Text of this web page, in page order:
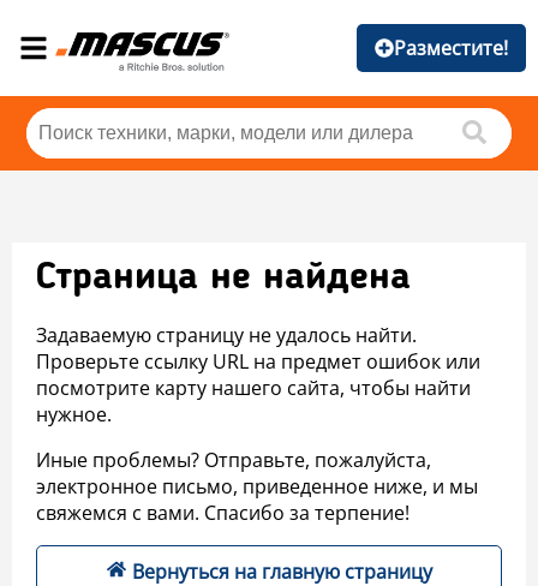
Разместите!
Страница не найдена
Задаваемую страницу не удалось найти.
Проверьте ссылку URL на предмет ошибок или
посмотрите карту нашего сайта, чтобы найти
нужное.
Иные проблемы? Отправьте, пожалуйста,
электронное письмо, приведенное ниже, и мы
свяжемся с вами. Спасибо за терпение!
Вернуться на главную страницу